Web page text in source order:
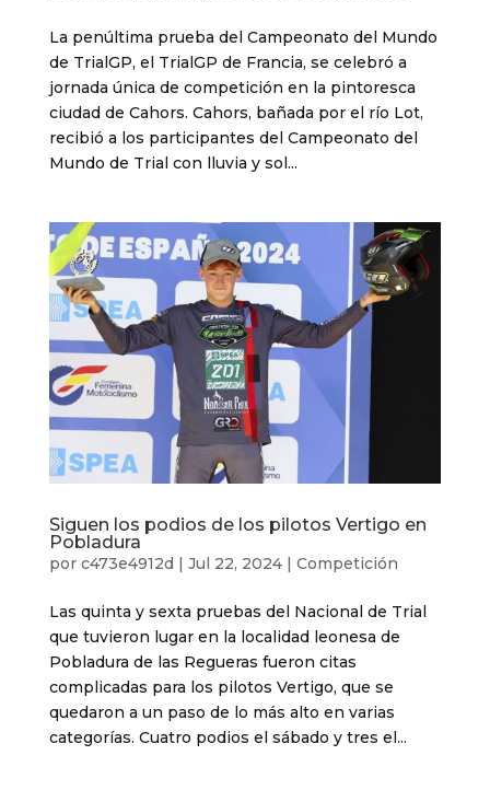
La penúltima prueba del Campeonato del Mundo
de TrialGP, el TrialGP de Francia, se celebró a
jornada única de competición en la pintoresca
ciudad de Cahors. Cahors, bañada por el río Lot,
recibió a los participantes del Campeonato del
Mundo de Trial con lluvia y sol...
Siguen los podios de los pilotos Vertigo en
Pobladura
por c473e4912d | Jul 22, 2024| Competición
Las quinta y sexta pruebas del Nacional de Trial
que tuvieron lugar en la localidad leonesa de
Pobladura de las Regueras fueron citas
complicadas para los pilotos Vertigo, que se
quedaron a un paso de lo más alto en varias
categorías. Cuatro podios el sábado y tres el...